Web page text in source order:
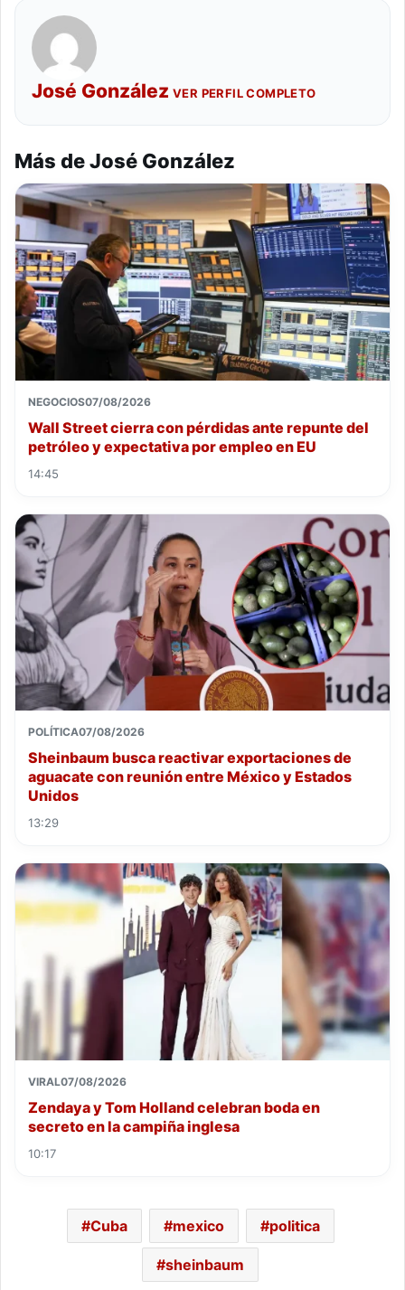
José González VER PERFIL COMPLETO
Más de José González
NEGOCIOS07/08/2026
Wall Street cierra con pérdidas ante repunte del
petróleo y expectativa por empleo en EU
14:45
POLÍTICA07/08/2026
Sheinbaum busca reactivar exportaciones de
aguacate con reunión entre México y Estados
Unidos
13:29
VIRAL07/08/2026
Zendaya y Tom Holland celebran boda en
secreto en la campiña inglesa
10:17
Cuba mexico politica
sheinbaum